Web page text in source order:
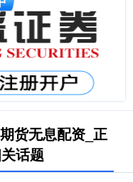
货无息配资_正
话题